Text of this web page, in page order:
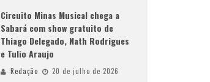
Circuito Minas Musical chega a
Sabará com show gratuito de
Thiago Delegado, Nath Rodrigues
e Tulio Araujo
Redação 20 de julho de 2026